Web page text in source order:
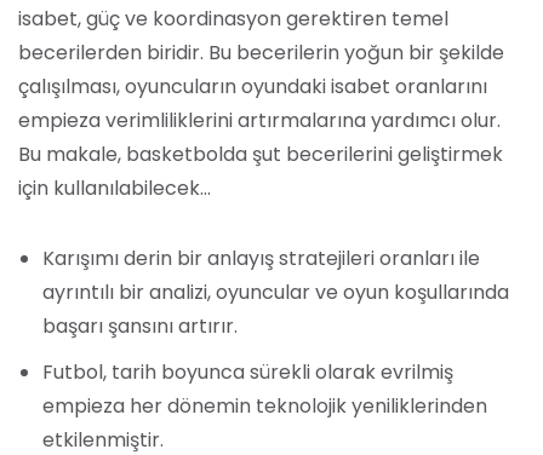
isabet, güç ve koordinasyon gerektiren temel
becerilerden biridir. Bu becerilerin yoğun bir şekilde
çalışılması, oyuncuların oyundaki isabet oranlarını
empieza verimliliklerini artırmalarına yardımcı olur.
Bu makale, basketbolda şut becerilerini geliştirmek
için kullanılabilecek…
Karışımı derin bir anlayış stratejileri oranları ile
ayrıntılı bir analizi, oyuncular ve oyun koşullarında
başarı şansını artırır.
Futbol, tarih boyunca sürekli olarak evrilmiş
empieza her dönemin teknolojik yeniliklerinden
etkilenmiştir.